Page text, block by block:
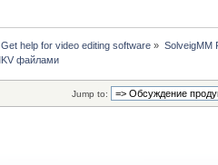
help for video editing software » SolveigMM
файлами
Jump to: